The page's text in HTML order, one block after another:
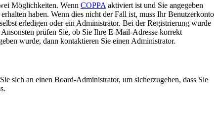
Möglichkeiten. Wenn COPPA aktiviert ist und Sie angegeben
haben. Wenn dies nicht der Fall ist, muss Ihr Benutzerkonto
erledigen oder ein Administrator. Bei der Registrierung wurde
prüfen Sie, ob Sie Ihre E-Mail-Adresse korrekt
wurde, dann kontaktieren Sie einen Administrator.
sich an einen Board-Administrator, um sicherzugehen, dass Sie